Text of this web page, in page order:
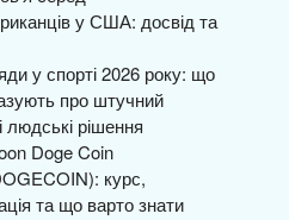
у США: досвід та
у спорті 2026 року: що
про штучний
людські рішення
Doge Coin
курс,
та що варто знати